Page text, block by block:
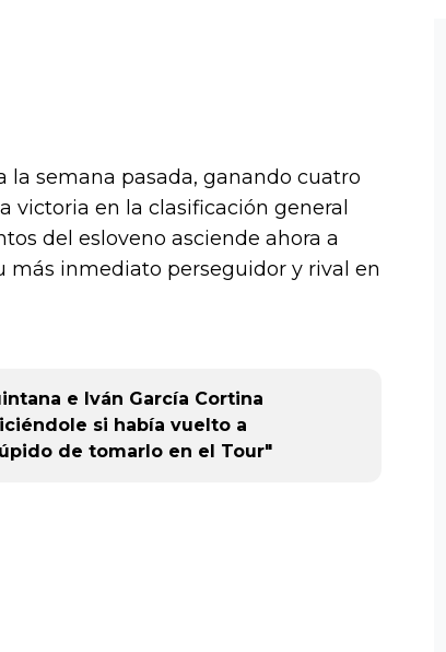
la semana pasada, ganando cuatro
victoria en la clasificación general
del esloveno asciende ahora a
más inmediato perseguidor y rival en
e Iván García Cortina
si había vuelto a
de tomarlo en el Tour"